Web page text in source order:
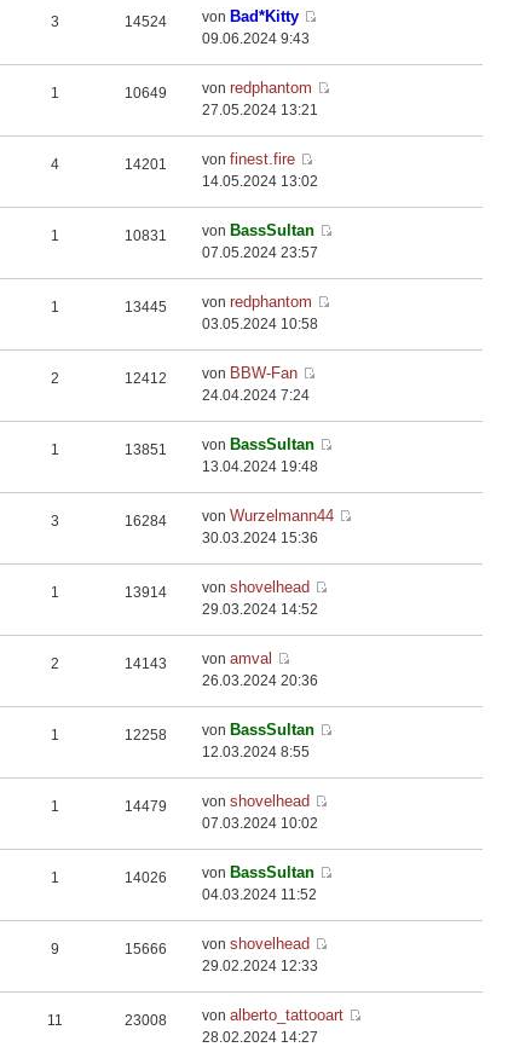
3 14524 von Bad*Kitty
09.06.2024 9:43
1 10649 vonredphantom
27.05.2024 13:21
4 14201 vonfinest.fire
14.05.2024 13:02
1 10831 von BassSultan
07.05.2024 23:57
1 13445 vonredphantom
03.05.2024 10:58
2 12412 von BBW-Fan
24.04.2024 7:24
1 13851 von BassSultan
13.04.2024 19:48
3 16284 vonWurzelmann44
30.03.2024 15:36
1 13914 vonshovelhead
29.03.2024 14:52
2 14143 vonamval
26.03.2024 20:36
1 12258 von BassSultan
12.03.2024 8:55
1 14479 vonshovelhead
07.03.2024 10:02
1 14026 von BassSultan
04.03.2024 11:52
9 15666 vonshovelhead
29.02.2024 12:33
11 23008 vonalberto_tattooart
28.02.2024 14:27